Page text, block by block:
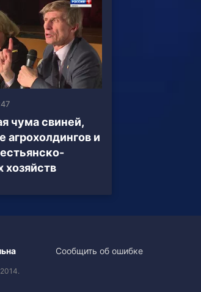
чума свиней,
агрохолдингов и
Сообщить об ошибке